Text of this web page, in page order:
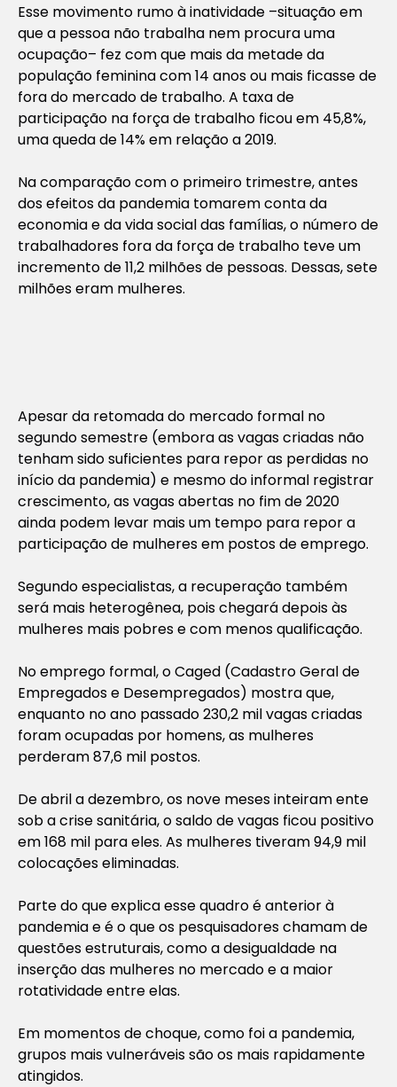
Esse movimento rumo à inatividade –situação em
que a pessoa não trabalha nem procura uma
ocupação– fez com que mais da metade da
população feminina com 14 anos ou mais ficasse de
fora do mercado de trabalho. A taxa de
participação na força de trabalho ficou em 45,8%,
uma queda de 14% em relação a 2019.
Na comparação com o primeiro trimestre, antes
dos efeitos da pandemia tomarem conta da
economia e da vida social das famílias, o número de
trabalhadores fora da força de trabalho teve um
incremento de 11,2 milhões de pessoas. Dessas, sete
milhões eram mulheres.
Apesar da retomada do mercado formal no
segundo semestre (embora as vagas criadas não
tenham sido suficientes para repor as perdidas ​no
início da pandemia) e mesmo do informal registrar
crescimento, as vagas abertas no fim de 2020
ainda podem levar mais um tempo para repor a
participação de mulheres em postos de emprego.
Segundo especialistas, a recuperação também
será mais heterogênea, pois chegará depois às
mulheres mais pobres e com menos qualificação.
No emprego formal, o Caged (Cadastro Geral de
Empregados e Desempregados) mostra que,
enquanto no ano passado 230,2 mil vagas criadas
foram ocupadas por homens, as mulheres
perderam 87,6 mil postos.
De abril a dezembro, os nove meses inteiram ente
sob a crise sanitária, o saldo de vagas ficou positivo
em 168 mil para eles. As mulheres tiveram 94,9 mil
colocações eliminadas.
Parte do que explica esse quadro é anterior à
pandemia e é o que os pesquisadores chamam de
questões estruturais, como a desigualdade na
inserção das mulheres no mercado e a maior
rotatividade entre elas.
Em momentos de choque, como foi a pandemia,
grupos mais vulneráveis são os mais rapidamente
atingidos.